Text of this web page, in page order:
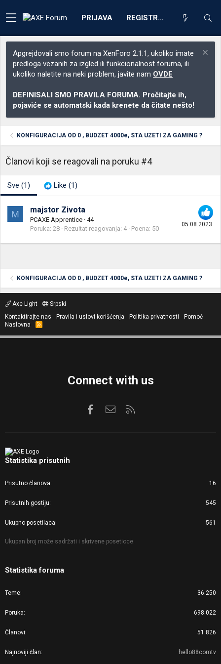
PRIJAVA REGISTRACIJA
Apgrejdovali smo forum na XenForo 2.1.1, ukoliko imate
predloga vezanih za izgled ili funkcionalnost foruma, ili
ukoliko naletite na neki problem, javite nam OVDE
DEFINISALI SMO PRAVILA FORUMA. Pročitajte ih,
pojaviće se automatski kada krenete da čitate nešto!
KONFIGURACIJA OD 0 , BUDZET 4000e, STA UZETI ZA GAMING ?
Članovi koji se reagovali na poruku #4
Sve (1) Like (1)
M
05.08.2023.
majstor Zivota
PCAXE Apprentice · 44
Poruka 28 Rezultat reagovanja 4 Poena 50
KONFIGURACIJA OD 0 , BUDZET 4000e, STA UZETI ZA GAMING ?
Axe Light
Srpski
Kontaktirajte nas
Pravila i uslovi korišćenja Politika privatnosti
Pomoć
Naslovna
R
S
Connect with us
FacebookKontaktirajte nas
Statistika prisutnih
Prisutno članova 16
Prisutnih gostiju 545
Ukupno posetilaca 561
Ukupan broj može sadržati i skrivene posetioce.
Statistika foruma
Teme 36.250
Poruka 698.022
Članovi 51.826
Najnoviji član hello88comtv